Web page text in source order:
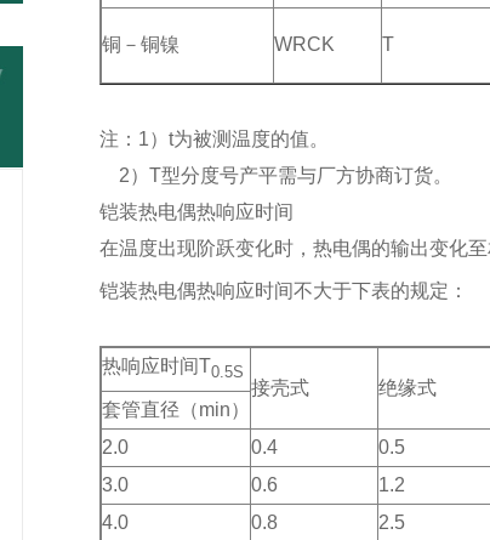
铜－铜镍 WRCK T
注：1）t为被测温度的值。
2）T型分度号产平需与厂方协商订货。
铠装热电偶热响应时间
在温度出现阶跃变化时，热电偶的输出变化
铠装热电偶热响应时间不大于下表的规定：
热响应时间T0.5S
接壳式
绝缘式
套管直径（min）
2.0
0.4
0.5
3.0
0.6
1.2
4.0
0.8
2.5